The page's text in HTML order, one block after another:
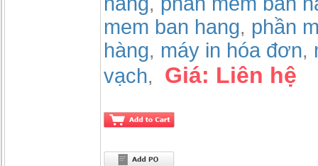
,
mem ban hang, phần
hàng, máy in hóa đơn,
vạch, Giá: Liên hệ